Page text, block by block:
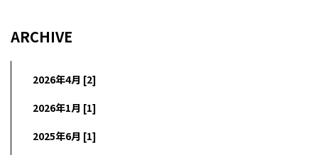
ARCHIVE
2026年4月 [2]
2026年1月 [1]
2025年6月 [1]